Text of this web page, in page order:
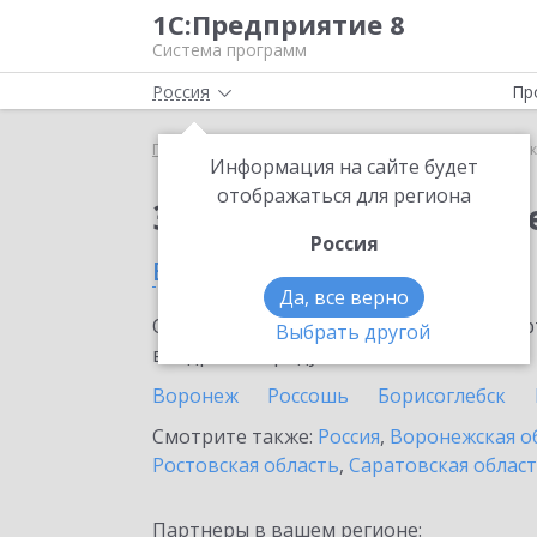
1С:Предприятие 8
Система программ
Россия
Информация на сайте будет
отображаться для региона
Россия
Да, все верно
Выбрать другой
Главная
Заказать 1С:Сканер
в Павловске
Ознакомьтесь с информационными
внедрение продукта.
Воронеж
Россошь Борисоглебск
Смотрите также: Россия, Воронежская
Ростовская область, Саратовская
Партнеры в вашем регионе: